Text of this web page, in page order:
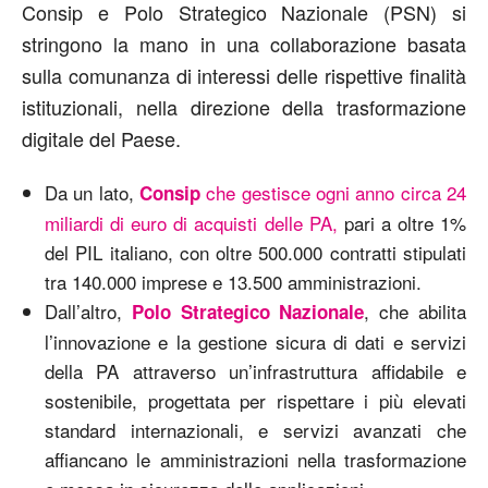
Consip e Polo Strategico Nazionale (PSN) si
stringono la mano in una collaborazione basata
sulla comunanza di interessi delle rispettive finalità
istituzionali, nella direzione della trasformazione
digitale del Paese.
Da un lato, Consip che gestisce ogni anno circa 24
miliardi di euro di acquisti delle PA, pari a oltre 1%
del PIL italiano, con oltre 500.000 contratti stipulati
tra 140.000 imprese e 13.500 amministrazioni.
Dall’altro, Polo Strategico Nazionale, che abilita
l’innovazione e la gestione sicura di dati e servizi
della PA attraverso un’infrastruttura affidabile e
sostenibile, progettata per rispettare i più elevati
standard internazionali, e servizi avanzati che
affiancano le amministrazioni nella trasformazione